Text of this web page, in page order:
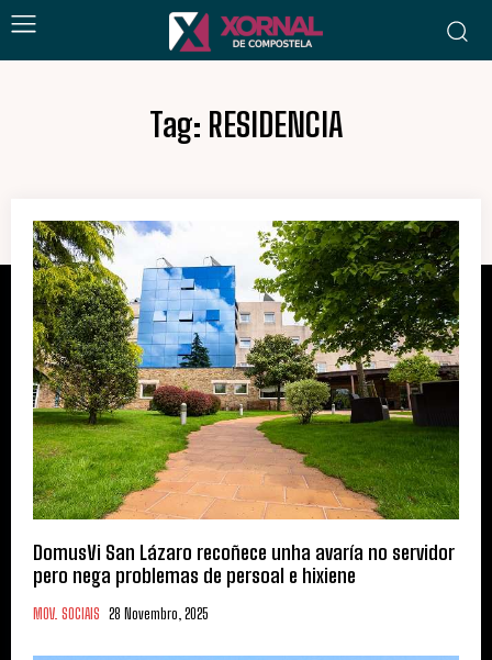
Tag: RESIDENCIA
DomusVi San Lázaro recoñece unha avaría no servidor
pero nega problemas de persoal e hixiene
MOV. SOCIAIS 28 Novembro, 2025